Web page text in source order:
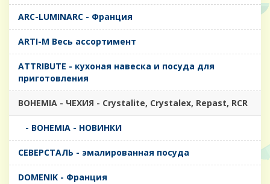
ARC-LUMINARC - Франция
ARTI-M Весь ассортимент
ATTRIBUTE - кухоная навеска и посуда для
приготовления
BOHEMIA - ЧЕХИЯ - Crystalite, Crystalex, Repast, RCR
- BOHEMIA - НОВИНКИ
CЕВЕРСТАЛЬ - эмалированная посуда
DOMENIK - Франция